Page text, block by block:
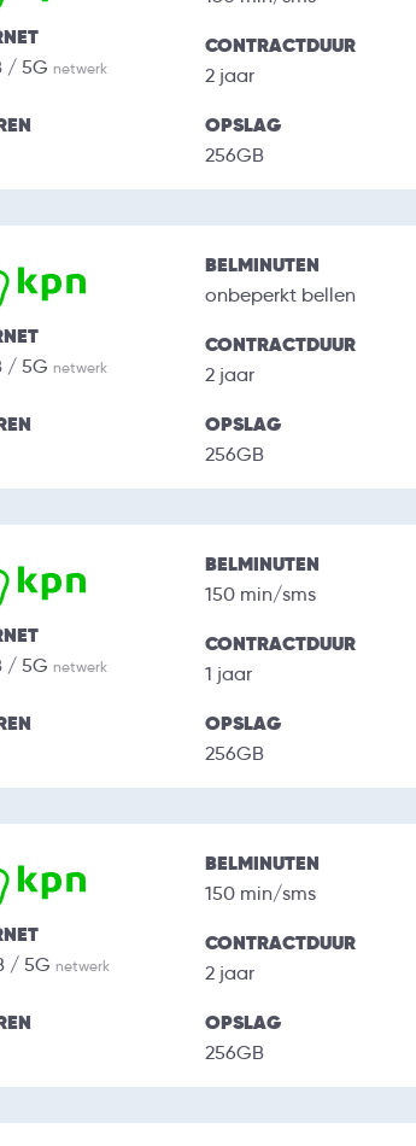
/ 5G netwerk
CONTRACTDUUR
2 jaar
OPSLAG
256GB
/ 5G netwerk
BELMINUTEN
onbeperkt bellen
CONTRACTDUUR
2 jaar
OPSLAG
256GB
/ 5G netwerk
BELMINUTEN
150 min/sms
CONTRACTDUUR
1 jaar
OPSLAG
256GB
/ 5G netwerk
BELMINUTEN
150 min/sms
CONTRACTDUUR
2 jaar
OPSLAG
256GB